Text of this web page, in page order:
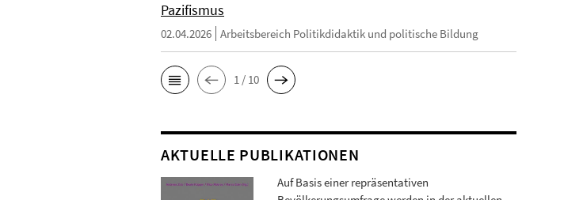
Pazifismus
02.04.2026 Arbeitsbereich Politikdidaktik und politische Bildung
1 / 10
AKTUELLE PUBLIKATIONEN
Auf Basis einer repräsentativen